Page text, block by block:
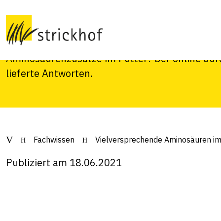
im Futter
Welche Folgen haben die höheren
Aminosäurenzusätze im Futter? Der online
lieferte Antworten.
Fachwissen Vielversprechende Aminosäuren
Publiziert am 18.06.2021